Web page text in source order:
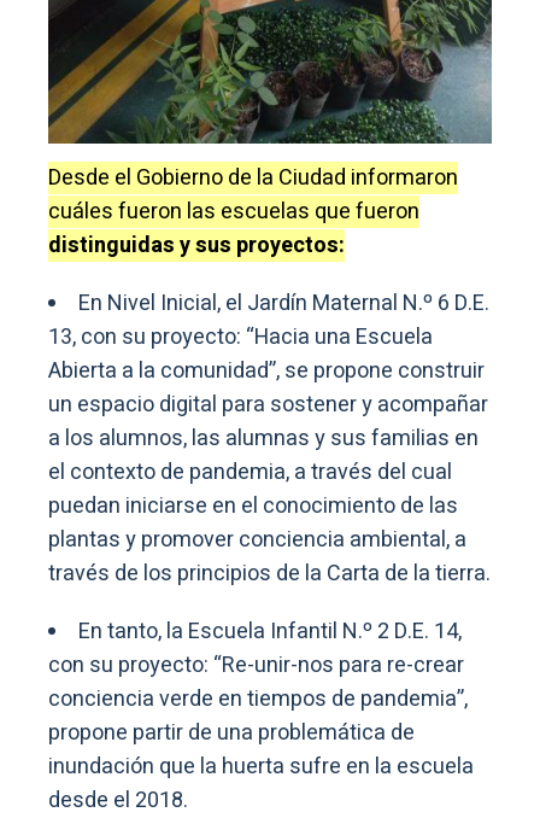
Desde el Gobierno de la Ciudad informaron
cuáles fueron las escuelas que fueron
distinguidas y sus proyectos:
En Nivel Inicial, el Jardín Maternal N.º 6 D.E.
13, con su proyecto: “Hacia una Escuela
Abierta a la comunidad”, se propone construir
un espacio digital para sostener y acompañar
a los alumnos, las alumnas y sus familias en
el contexto de pandemia, a través del cual
puedan iniciarse en el conocimiento de las
plantas y promover conciencia ambiental, a
través de los principios de la Carta de la tierra.
En tanto, la Escuela Infantil N.º 2 D.E. 14,
con su proyecto: “Re-unir-nos para re-crear
conciencia verde en tiempos de pandemia”,
propone partir de una problemática de
inundación que la huerta sufre en la escuela
desde el 2018.